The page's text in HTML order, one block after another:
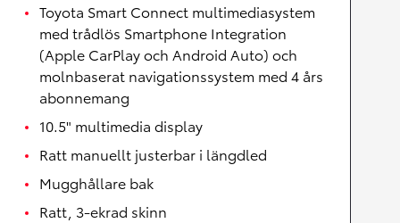
Toyota Smart Connect multimediasystem
med trådlös Smartphone Integration
(Apple CarPlay och Android Auto) och
molnbaserat navigationssystem med 4 års
abonnemang
10.5" multimedia display
Ratt manuellt justerbar i längdled
Mugghållare bak
Ratt, 3-ekrad skinn